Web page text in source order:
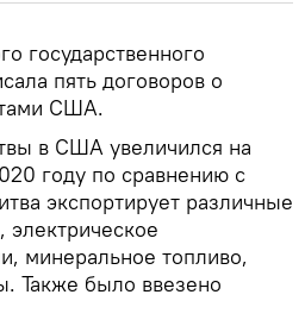
государственного
пять договоров о
США.
в США увеличился на
году по сравнению с
экспортирует различные
минеральное топливо,
Также было ввезено